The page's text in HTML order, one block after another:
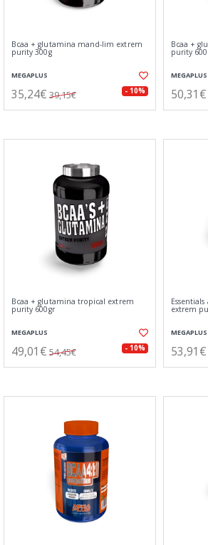
Bcaa + glutamina mand-lim extrem
purity 300g
MEGAPLUS
35,24€ 39,15€ - 10%
Bcaa +
purity
MEGAPLUS
50,31€
Bcaa + glutamina tropical extrem
purity 600gr
MEGAPLUS
49,01€ 54,45€ - 10%
extrem
MEGAPLUS
53,91€